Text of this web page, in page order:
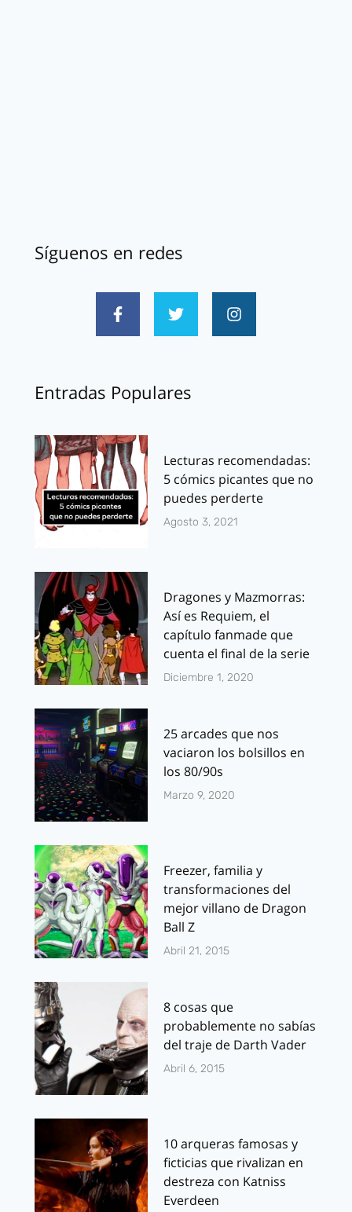
Síguenos en redes
Entradas Populares
Lecturas recomendadas:
5 cómics picantes que no
puedes perderte
Agosto 3, 2021
Dragones y Mazmorras:
Así es Requiem, el
capítulo fanmade que
cuenta el final de la serie
Diciembre 1, 2020
25 arcades que nos
vaciaron los bolsillos en
los 80/90s
Marzo 9, 2020
Freezer, familia y
transformaciones del
mejor villano de Dragon
Ball Z
Abril 21, 2015
8 cosas que
probablemente no sabías
del traje de Darth Vader
Abril 6, 2015
10 arqueras famosas y
ficticias que rivalizan en
destreza con Katniss
Everdeen